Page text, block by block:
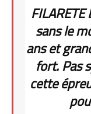
sans le
ans et
fort. Pas
cette